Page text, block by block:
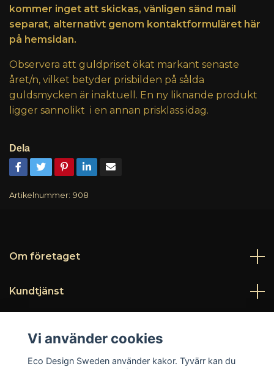
kommer inget att skickas, vänligen sänd mail
separat, alternativt genom kontaktformuläret här
på hemsidan.
Observera att guldpriset ökat markant senaste
året/n, vilket betyder prisbilden på sålda
guldsmycken är inaktuell. En ny liknande produkt
ligger sannolikt i en annan prisklass idag.
Dela
Artikelnummer: 908
Om företaget
Kundtjänst
Sociala medier
Vi använder cookies
Eco Design Sweden använder kakor. Tyvärr kan du